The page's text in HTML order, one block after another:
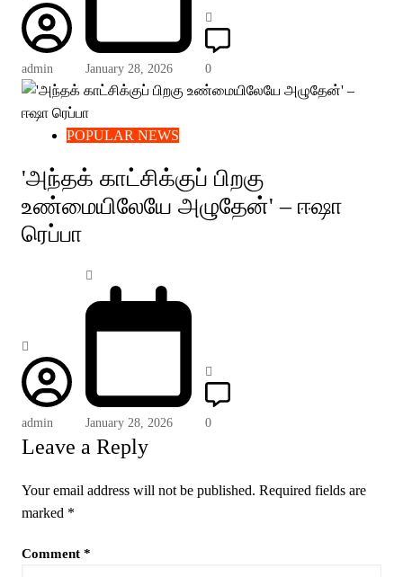
admin January 28, 2026 0
POPULAR NEWS
'அந்தக் காட்சிக்குப் பிறகு
உண்மையிலேயே அழுதேன்' – ஈஷா
ரெப்பா
admin January 28, 2026 0
Leave a Reply
Your email address will not be published. Required fields are
marked *
Comment *